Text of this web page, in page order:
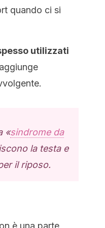
quando ci si
utilizzati
«sindrome da
la testa e
il riposo.
è una parte